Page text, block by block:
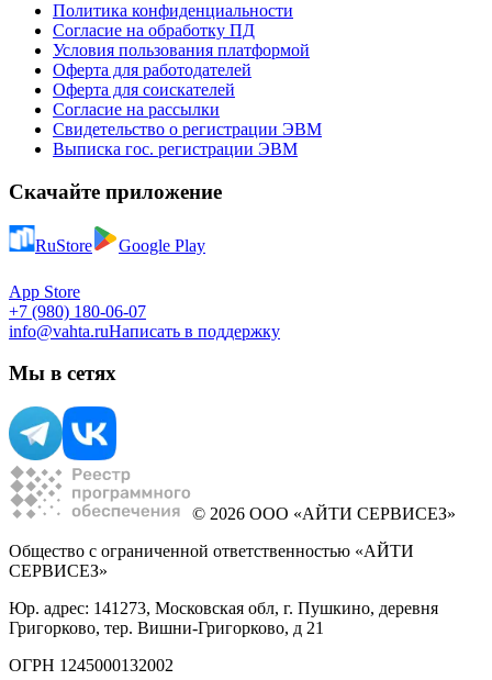
Политика конфиденциальности
Согласие на обработку ПД
Условия пользования платформой
Оферта для работодателей
Оферта для соискателей
Согласие на рассылки
Свидетельство о регистрации ЭВМ
Выписка гос. регистрации ЭВМ
Скачайте приложение
RuStore Google Play
App Store
+7 (980) 180-06-07
info@vahta.ruНаписать в поддержку
Мы в сетях
© 2026 ООО «АЙТИ СЕРВИСЕЗ»
Общество с ограниченной ответственностью «АЙТИ
СЕРВИСЕЗ»
Юр. адрес: 141273, Московская обл, г. Пушкино, деревня
Григорково, тер. Вишни-Григорково, д 21
ОГРН 1245000132002